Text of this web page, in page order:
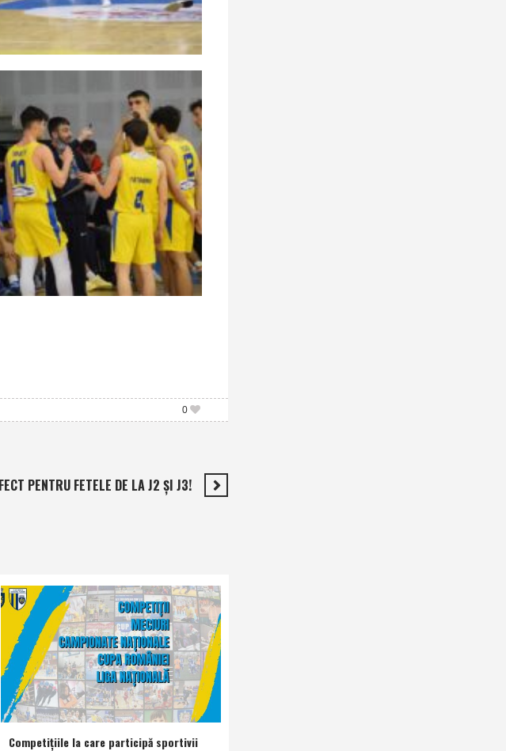
0
PENTRU FETELE DE LA J2 ŞI J3!
Competiţiile la care participă sportivii